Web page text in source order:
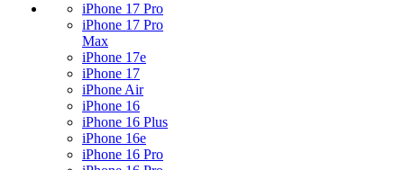
iPhone 17 Pro
iPhone 17 Pro
Max
iPhone 17e
iPhone 17
iPhone Air
iPhone 16
iPhone 16 Plus
iPhone 16e
iPhone 16 Pro